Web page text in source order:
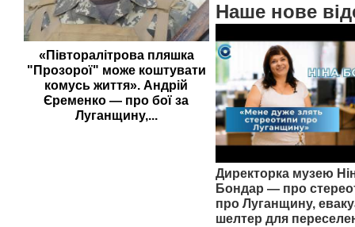
«Півторалітрова пляшка
"Прозорої" може коштувати
комусь життя». Андрій
Єременко — про бої за
Луганщину,...
Наше нове
Директорка музею
Бондар — про
про Луганщину,
шелтер для